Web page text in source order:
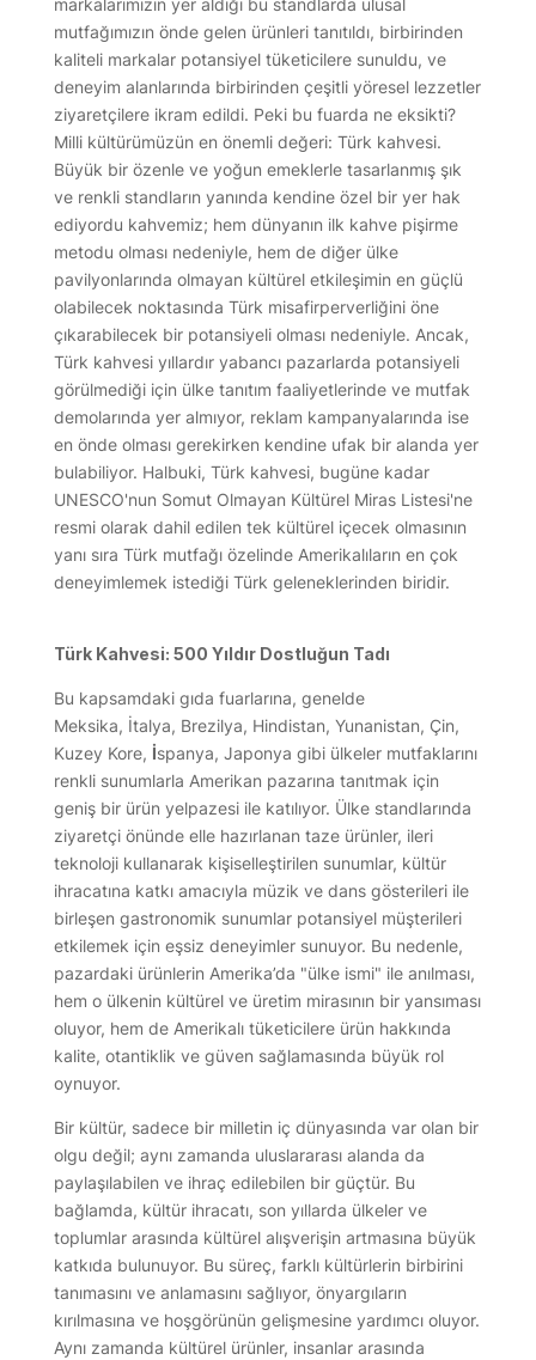
markalarımızın yer aldığı bu standlarda ulusal
mutfağımızın önde gelen ürünleri tanıtıldı, birbirinden
kaliteli markalar potansiyel tüketicilere sunuldu, ve
deneyim alanlarında birbirinden çeşitli yöresel lezzetler
ziyaretçilere ikram edildi. Peki bu fuarda ne eksikti?
Milli kültürümüzün en önemli değeri: Türk kahvesi.
Büyük bir özenle ve yoğun emeklerle tasarlanmış şık
ve renkli standların yanında kendine özel bir yer hak
ediyordu kahvemiz; hem dünyanın ilk kahve pişirme
metodu olması nedeniyle, hem de diğer ülke
pavilyonlarında olmayan kültürel etkileşimin en güçlü
olabilecek noktasında Türk misafirperverliğini öne
çıkarabilecek bir potansiyeli olması nedeniyle. Ancak,
Türk kahvesi yıllardır yabancı pazarlarda potansiyeli
görülmediği için ülke tanıtım faaliyetlerinde ve mutfak
demolarında yer almıyor, reklam kampanyalarında ise
en önde olması gerekirken kendine ufak bir alanda yer
bulabiliyor. Halbuki, Türk kahvesi, bugüne kadar
UNESCO'nun Somut Olmayan Kültürel Miras Listesi'ne
resmi olarak dahil edilen tek kültürel içecek olmasının
yanı sıra Türk mutfağı özelinde Amerikalıların en çok
deneyimlemek istediği Türk geleneklerinden biridir.
Türk Kahvesi: 500 Yıldır Dostluğun Tadı
Bu kapsamdaki gıda fuarlarına, genelde
Meksika, İtalya, Brezilya, Hindistan, Yunanistan, Çin,
Kuzey Kore, İspanya, Japonya gibi ülkeler mutfaklarını
renkli sunumlarla Amerikan pazarına tanıtmak için
geniş bir ürün yelpazesi ile katılıyor. Ülke standlarında
ziyaretçi önünde elle hazırlanan taze ürünler, ileri
teknoloji kullanarak kişiselleştirilen sunumlar, kültür
ihracatına katkı amacıyla müzik ve dans gösterileri ile
birleşen gastronomik sunumlar potansiyel müşterileri
etkilemek için eşsiz deneyimler sunuyor. Bu nedenle,
pazardaki ürünlerin Amerika’da "ülke ismi" ile anılması,
hem o ülkenin kültürel ve üretim mirasının bir yansıması
oluyor, hem de Amerikalı tüketicilere ürün hakkında
kalite, otantiklik ve güven sağlamasında büyük rol
oynuyor.
Bir kültür, sadece bir milletin iç dünyasında var olan bir
olgu değil; aynı zamanda uluslararası alanda da
paylaşılabilen ve ihraç edilebilen bir güçtür. Bu
bağlamda, kültür ihracatı, son yıllarda ülkeler ve
toplumlar arasında kültürel alışverişin artmasına büyük
katkıda bulunuyor. Bu süreç, farklı kültürlerin birbirini
tanımasını ve anlamasını sağlıyor, önyargıların
kırılmasına ve hoşgörünün gelişmesine yardımcı oluyor.
Aynı zamanda kültürel ürünler, insanlar arasında